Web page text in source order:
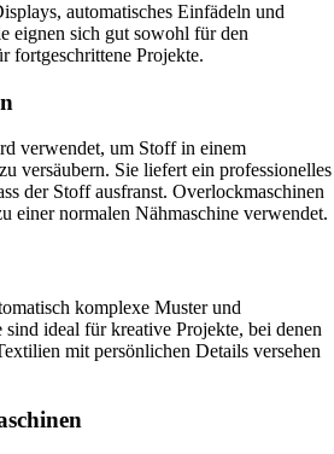
automatisches Einfädeln und
eignen sich gut sowohl für den
fortgeschrittene Projekte.
verwendet, um Stoff in einem
versäubern. Sie liefert ein professionelles
der Stoff ausfranst. Overlockmaschinen
einer normalen Nähmaschine verwendet.
komplexe Muster und
ideal für kreative Projekte, bei denen
mit persönlichen Details versehen